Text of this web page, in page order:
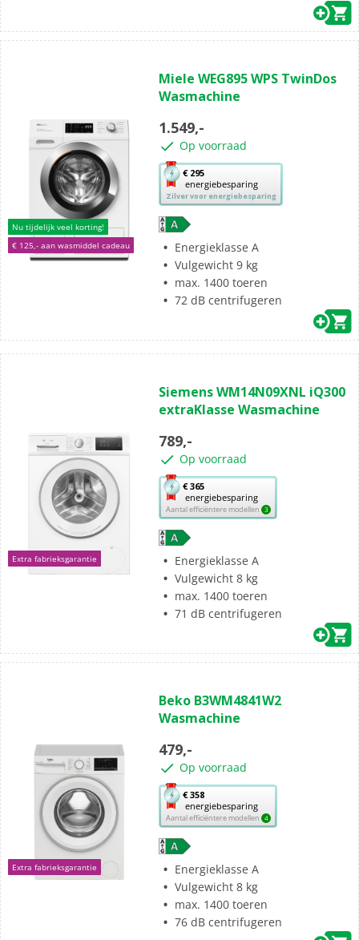
Nu tijdelijk veel korting!
€ 125,- aan wasmiddel cadeau
van
de
sterren.
1
beoordeling
Miele WEG895 WPS TwinDos
Wasmachine
1.549,-
Op voorraad
€ 295
energiebesparing
Zilver voor energiebesparing
Met
deze
knop
opent
Youreko’s
tool
voor
energiebesparing.
Energieklasse A
Vulgewicht 9 kg
max. 1400 toeren
72 dB centrifugeren
Extra fabrieksgarantie
van
de
sterren.
6
beoordelingen
Siemens WM14N09XNL iQ300
extraKlasse Wasmachine
789,-
Op voorraad
€ 365
energiebesparing
Aantal efficiëntere modellen 3
Met
deze
knop
opent
Youreko’s
tool
voor
energiebesparing.
Energieklasse A
Vulgewicht 8 kg
max. 1400 toeren
71 dB centrifugeren
Extra fabrieksgarantie
van
de
sterren.
2
beoordelingen
Beko B3WM4841W2
Wasmachine
479,-
Op voorraad
€ 358
energiebesparing
Aantal efficiëntere modellen 4
Met
deze
knop
opent
Youreko’s
tool
voor
energiebesparing.
Energieklasse A
Vulgewicht 8 kg
max. 1400 toeren
76 dB centrifugeren